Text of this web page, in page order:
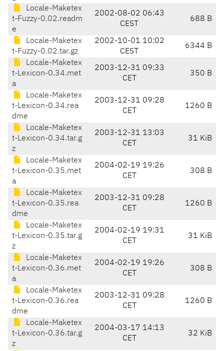
Locale-Maketex
t-Fuzzy-0.02.readm
e
2002-08-02 06:43
CEST
688 B
Locale-Maketex
t-Fuzzy-0.02.tar.gz
2002-10-01 10:02
CEST
6344 B
Locale-Maketex
t-Lexicon-0.34.met
a
2003-12-31 09:33
CET
350 B
Locale-Maketex
t-Lexicon-0.34.rea
dme
2003-12-31 09:28
CET
1260 B
Locale-Maketex
t-Lexicon-0.34.tar.g
z
2003-12-31 13:03
CET
31 KiB
Locale-Maketex
t-Lexicon-0.35.met
a
2004-02-19 19:26
CET
308 B
Locale-Maketex
t-Lexicon-0.35.rea
dme
2003-12-31 09:28
CET
1260 B
Locale-Maketex
t-Lexicon-0.35.tar.g
z
2004-02-19 19:31
CET
31 KiB
Locale-Maketex
t-Lexicon-0.36.met
a
2004-02-19 19:26
CET
308 B
Locale-Maketex
t-Lexicon-0.36.rea
dme
2003-12-31 09:28
CET
1260 B
Locale-Maketex
t-Lexicon-0.36.tar.g
z
2004-03-17 14:13
CET
32 KiB